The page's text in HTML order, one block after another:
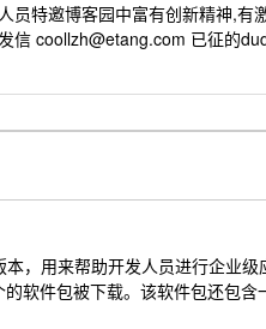
特邀博客园中富有创新精神,有
coollzh@etang.com 已征的
，用来帮助开发人员进行企业
软件包被下载。该软件包还包